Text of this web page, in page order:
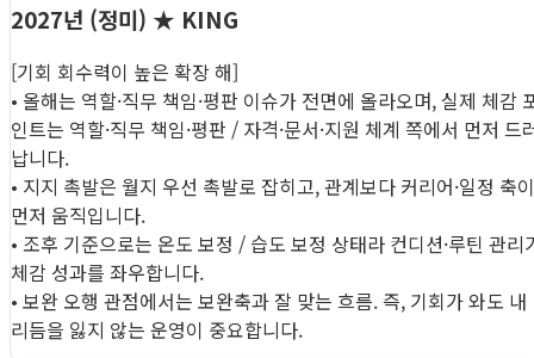
2027년 (정미) ★ KING
[기회 회수력이 높은 확장 해]
• 올해는 역할·직무 책임·평판 이슈가 전면에 올라오며, 실제 체감
인트는 역할·직무 책임·평판 / 자격·문서·지원 체계 쪽에서 먼저 드
납니다.
• 지지 촉발은 월지 우선 촉발로 잡히고, 관계보다 커리어·일정 축이
먼저 움직입니다.
• 조후 기준으로는 온도 보정 / 습도 보정 상태라 컨디션·루틴 관리
체감 성과를 좌우합니다.
• 보완 오행 관점에서는 보완축과 잘 맞는 흐름. 즉, 기회가 와도 내
리듬을 잃지 않는 운영이 중요합니다.